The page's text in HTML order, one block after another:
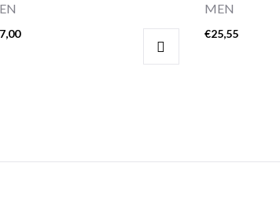
MEN
€25,55